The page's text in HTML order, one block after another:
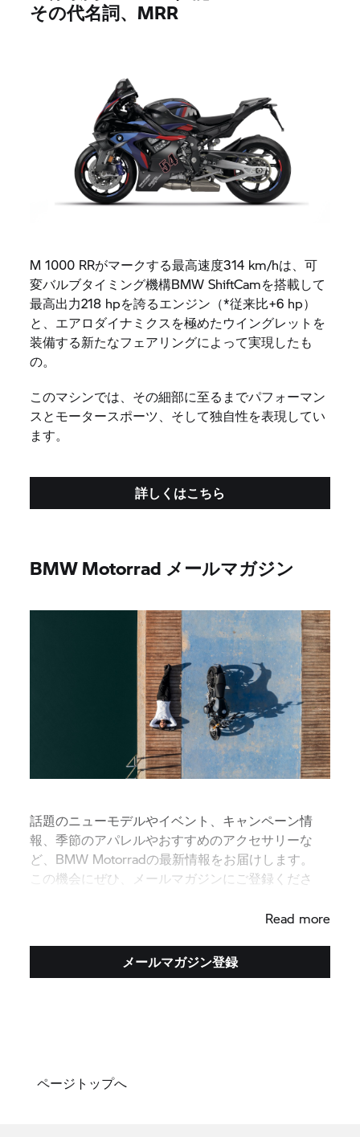
その代名詞、MRR
M 1000 RRがマークする最高速度314 km/hは、可
変バルブタイミング機構BMW ShiftCamを搭載して
最高出力218 hpを誇るエンジン（*従来比+6 hp）
と、エアロダイナミクスを極めたウイングレットを
装備する新たなフェアリングによって実現したも
の。
このマシンでは、その細部に至るまでパフォーマン
スとモータースポーツ、そして独自性を表現してい
ます。
詳しくはこちら
BMW Motorrad メールマガジン
話題のニューモデルやイベント、キャンペーン情
報、季節のアパレルやおすすめのアクセサリーな
ど、BMW Motorradの最新情報をお届けします。
この機会にぜひ、メールマガジンにご登録くださ
Read more
メールマガジン登録
ページトップへ